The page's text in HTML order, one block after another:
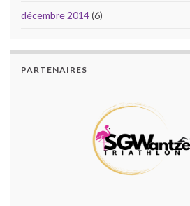
décembre 2014(6)
PARTENAIRES